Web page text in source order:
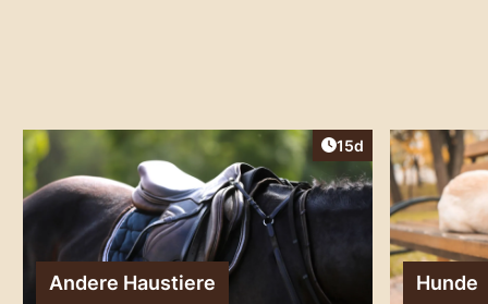
Artikel
15d
Andere Haustiere Hunde